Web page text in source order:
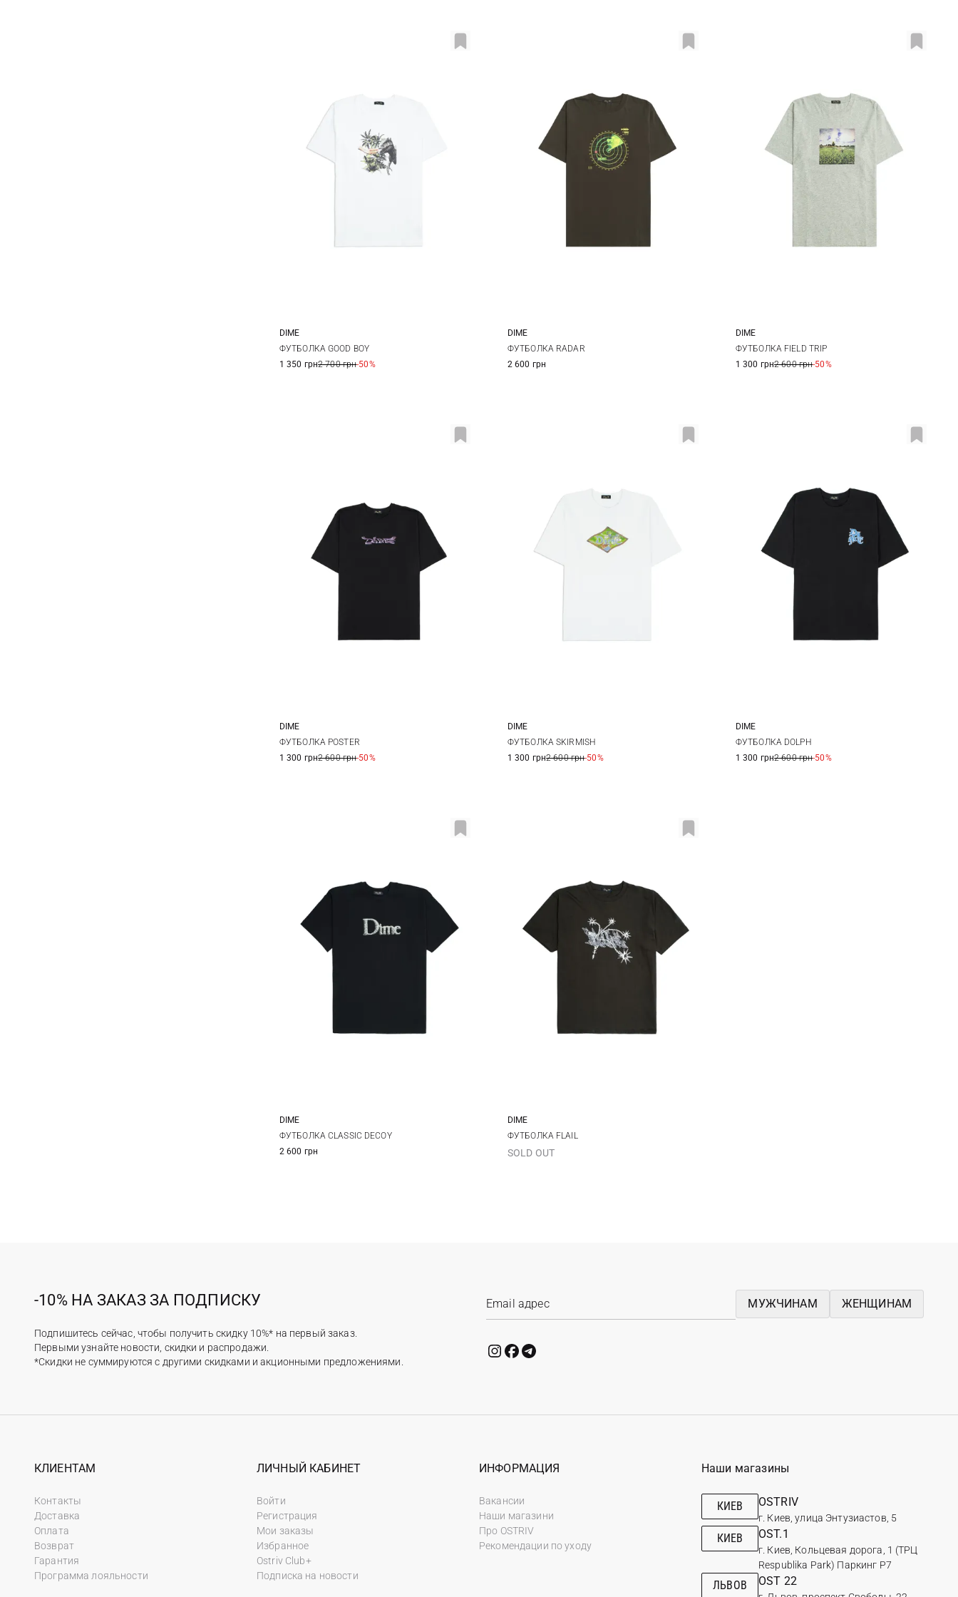
S M
DIME
ФУТБОЛКА GOOD BOY
1 350 грн2 700 грн-50%
M L
DIME
ФУТБОЛКА RADAR
2 600 грн
M L
DIME
ФУТБОЛКА FIELD TRIP
1 300 грн2 600 грн-50%
M L
DIME
ФУТБОЛКА POSTER
1 300 грн2 600 грн-50%
S M
DIME
ФУТБОЛКА SKIRMISH
1 300 грн2 600 грн-50%
S M
DIME
ФУТБОЛКА DOLPH
1 300 грн2 600 грн-50%
M L
DIME
ФУТБОЛКА CLASSIC DECOY
2 600 грн
M
DIME
ФУТБОЛКА FLAIL
SOLD OUT
-10% НА ЗАКАЗ ЗА ПОДПИСКУ
Подпишитесь сейчас, чтобы получить скидку 10%* на первый заказ.
Первыми узнайте новости, скидки и распродажи.
*Скидки не суммируются с другими скидками и акционными предложениями.
МУЖЧИНАМ ЖЕНЩИНАМ
КЛИЕНТАМ
Контакты
Доставка
Оплата
Возврат
Гарантия
Программа лояльности
ЛИЧНЫЙ КАБИНЕТ
Войти
Регистрация
Мои заказы
Избранное
Ostriv Club+
Подписка на новости
ИНФОРМАЦИЯ
Вакансии
Наши магазини
Про OSTRIV
Рекомендации по уходу
Наши магазины
КИЕВ OSTRIV
г. Киев, улица Энтузиастов, 5
КИЕВ OST.1
г. Киев, Кольцевая дорога, 1 (ТРЦ
Respublika Park) Паркинг Р7
ЛЬВОВ OST 22